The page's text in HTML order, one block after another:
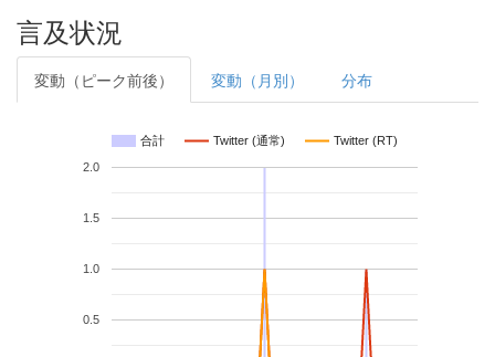
言及状況
変動（ピーク前後） 変動（月別） 分布
合計 Twitter (通常) Twitter (RT)
0.5
1.0
1.5
2.0